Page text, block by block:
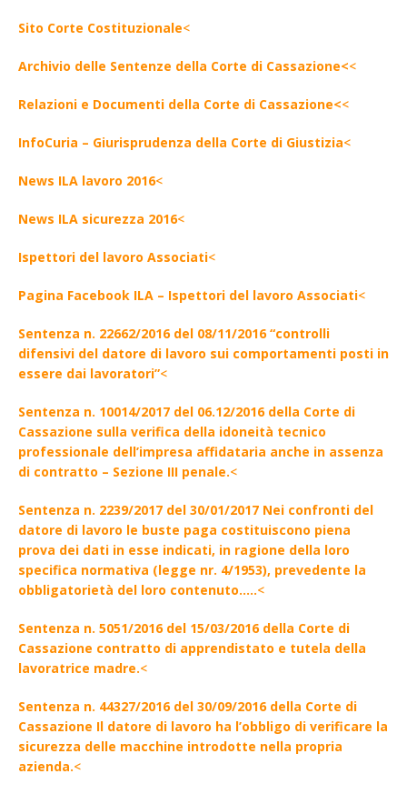
Sito Corte Costituzionale<
Archivio delle Sentenze della Corte di Cassazione<<
Relazioni e Documenti della Corte di Cassazione<<
InfoCuria – Giurisprudenza della Corte di Giustizia<
News ILA lavoro 2016<
News ILA sicurezza 2016<
Ispettori del lavoro Associati<
Pagina Facebook ILA – Ispettori del lavoro Associati<
Sentenza n. 22662/2016 del 08/11/2016 “controlli
difensivi del datore di lavoro sui comportamenti posti in
essere dai lavoratori”<
Sentenza n. 10014/2017 del 06.12/2016 della Corte di
Cassazione sulla verifica della idoneità tecnico
professionale dell’impresa affidataria anche in assenza
di contratto – Sezione III penale.<
Sentenza n. 2239/2017 del 30/01/2017 Nei confronti del
datore di lavoro le buste paga costituiscono piena
prova dei dati in esse indicati, in ragione della loro
specifica normativa (legge nr. 4/1953), prevedente la
obbligatorietà del loro contenuto…..<
Sentenza n. 5051/2016 del 15/03/2016 della Corte di
Cassazione contratto di apprendistato e tutela della
lavoratrice madre.<
Sentenza n. 44327/2016 del 30/09/2016 della Corte di
Cassazione Il datore di lavoro ha l’obbligo di verificare la
sicurezza delle macchine introdotte nella propria
azienda.<